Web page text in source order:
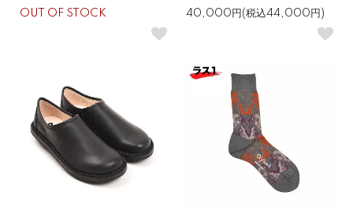
OUT OF STOCK
40,000円(税込44,000円)